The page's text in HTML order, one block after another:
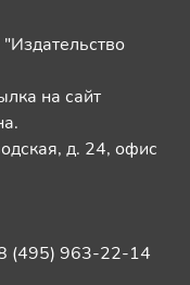
на сайт
д. 24, офис
(495) 963-22-14